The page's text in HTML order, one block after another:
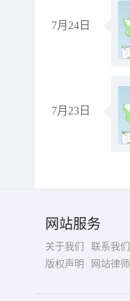
7月24日
7月23日
网站服务
关于我们 联系我们
版权声明
网站律师